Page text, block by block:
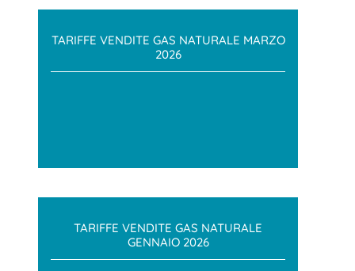
TARIFFE VENDITE GAS NATURALE MARZO
2026
TARIFFE VENDITE GAS NATURALE
GENNAIO 2026